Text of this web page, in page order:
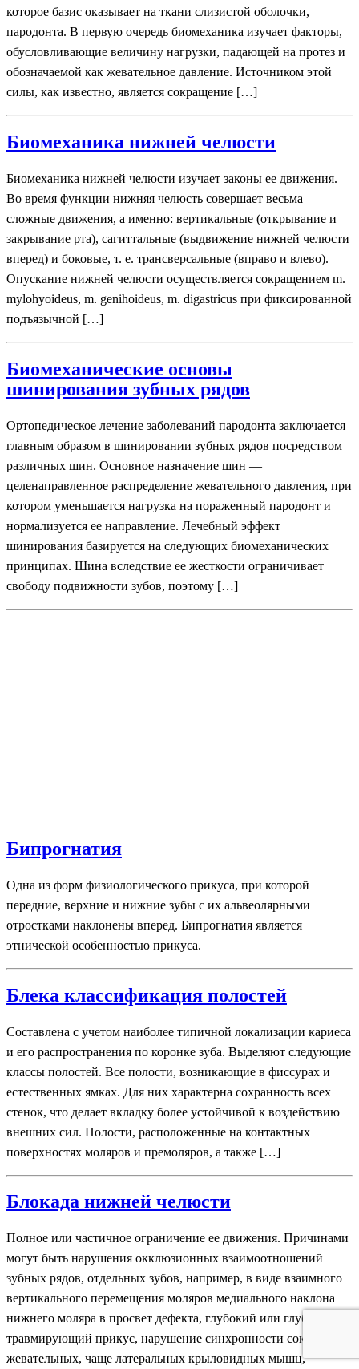
которое базис оказывает на ткани слизистой оболочки,
пародонта. В первую очередь биомеханика изучает факторы,
обусловливающие величину нагрузки, падающей на протез и
обозначаемой как жевательное давление. Источником этой
силы, как известно, является сокращение […]
Биомеханика нижней челюсти
Биомеханика нижней челюсти изучает законы ее движения.
Во время функции нижняя челюсть совершает весьма
сложные движения, а именно: вертикальные (открывание и
закрывание рта), сагиттальные (выдвижение нижней челюсти
вперед) и боковые, т. е. трансверсальные (вправо и влево).
Опускание нижней челюсти осуществляется сокращением m.
mylohyoideus, m. genihoideus, m. digastricus при фиксированной
подъязычной […]
Биомеханические основы
шинирования зубных рядов
Ортопедическое лечение заболеваний пародонта заключается
главным образом в шинировании зубных рядов посредством
различных шин. Основное назначение шин —
целенаправленное распределение жевательного давления, при
котором уменьшается нагрузка на пораженный пародонт и
нормализуется ее направление. Лечебный эффект
шинирования базируется на следующих биомеханических
принципах. Шина вследствие ее жесткости ограничивает
свободу подвижности зубов, поэтому […]
Бипрогнатия
Одна из форм физиологического прикуса, при которой
передние, верхние и нижние зубы с их альвеолярными
отростками наклонены вперед. Бипрогнатия является
этнической особенностью прикуса.
Блека классификация полостей
Составлена с учетом наиболее типичной локализации кариеса
и его распространения по коронке зуба. Выделяют следующие
классы полостей. Все полости, возникающие в фиссурах и
естественных ямках. Для них характерна сохранность всех
стенок, что делает вкладку более устойчивой к воздействию
внешних сил. Полости, расположенные на контактных
поверхностях моляров и премоляров, а также […]
Блокада нижней челюсти
Полное или частичное ограничение ее движения. Причинами
могут быть нарушения окклюзионных взаимоотношений
зубных рядов, отдельных зубов, например, в виде взаимного
вертикального перемещения моляров медиального наклона
нижнего моляра в просвет дефекта, глубокий или глубокий
травмирующий прикус, нарушение синхронности сокращения
жевательных, чаще латеральных крыловидных мышц,